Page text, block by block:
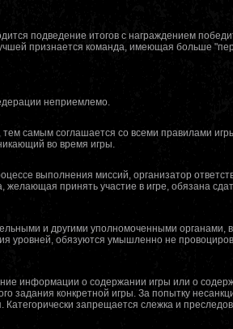
подведение итогов с награждением
признается команда, имеющая больше
неприемлемо.
самым соглашается со всеми правилами
во время игры.
выполнения миссий, организатор
желающая принять участие в игре, обязана
и другими уполномоченными органами,
уровней, обязуются умышленно не
информации о содержании игры или о
задания конкретной игры. За попытку
Категорически запрещается слежка и